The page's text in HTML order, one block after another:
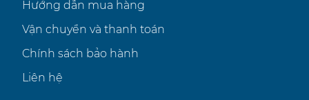
Hướng dẫn mua hàng
Vận chuyển và thanh toán
Chính sách bảo hành
Liên hệ